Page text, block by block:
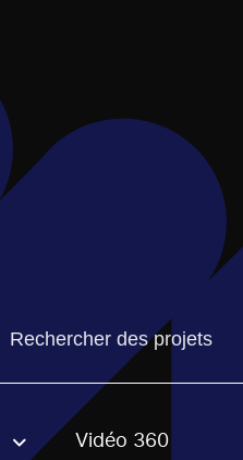
Trouvez un projetVous
Vidéo 360